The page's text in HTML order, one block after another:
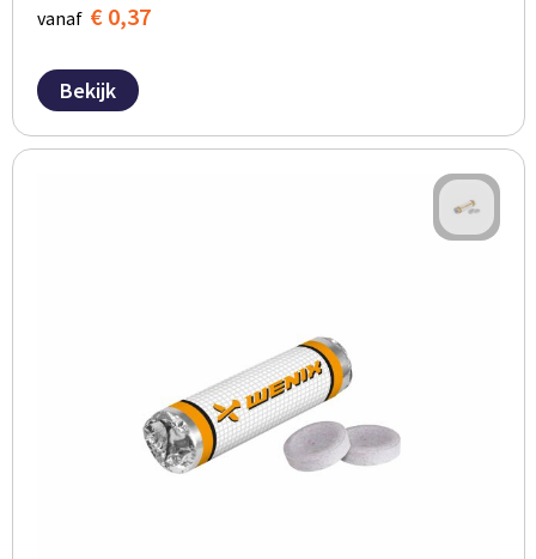
vanaf € 0,37
Bekijk